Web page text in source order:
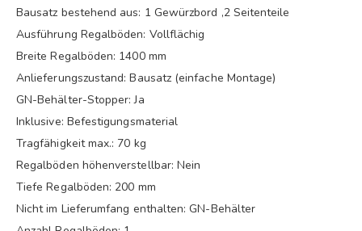
Bausatz bestehend aus: 1 Gewürzbord ,2 Seitenteile
Ausführung Regalböden: Vollflächig
Breite Regalböden: 1400 mm
Anlieferungszustand: Bausatz (einfache Montage)
GN-Behälter-Stopper: Ja
Inklusive: Befestigungsmaterial
Tragfähigkeit max.: 70 kg
Regalböden höhenverstellbar: Nein
Tiefe Regalböden: 200 mm
Nicht im Lieferumfang enthalten: GN-Behälter